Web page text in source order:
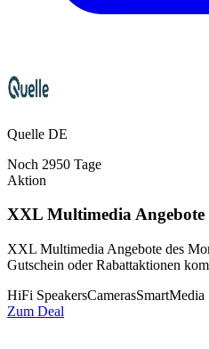
Quelle DE
Noch 2950 Tage
Aktion
XXL Multimedia Angebote
XXL Multimedia Angebote des
Gutschein oder Rabattaktionen
HiFi SpeakersCamerasSmartMedia
Zum Deal